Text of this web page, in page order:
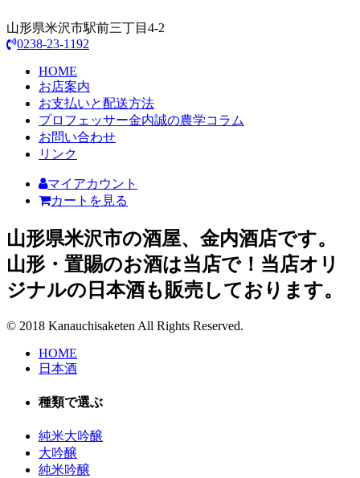
山形県米沢市駅前三丁目4-2
0238-23-1192
HOME
お店案内
お支払いと配送方法
プロフェッサー金内誠の農学コラム
お問い合わせ
リンク
マイアカウント
カートを見る
山形県米沢市の酒屋、金内酒店です。
山形・置賜のお酒は当店で！当店オリ
ジナルの日本酒も販売しております。
© 2018 Kanauchisaketen All Rights Reserved.
HOME
日本酒
種類で選ぶ
純米大吟醸
大吟醸
純米吟醸